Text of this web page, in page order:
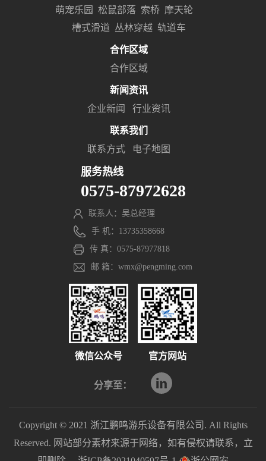
萌宠乐园
松鼠部落 索桥 摩天轮
槽式滑道 丛林穿越 轨道车
合作区域
合作区域
新闻资讯
企业新闻
行业资讯
联系我们
联系方式
电子地图
服务热线
0575-87972628
联系人：吴总经理
手 机：13735358668
传 真：0575-87977818
邮 箱：wmx@pengming.com
微信公众号 官方网站
分享至：
Copyright © 2021 浙江鹏鸣游乐设备有限公司. All Rights
Reserved. 网站部分素材来源于网络，如有侵权请联系，立